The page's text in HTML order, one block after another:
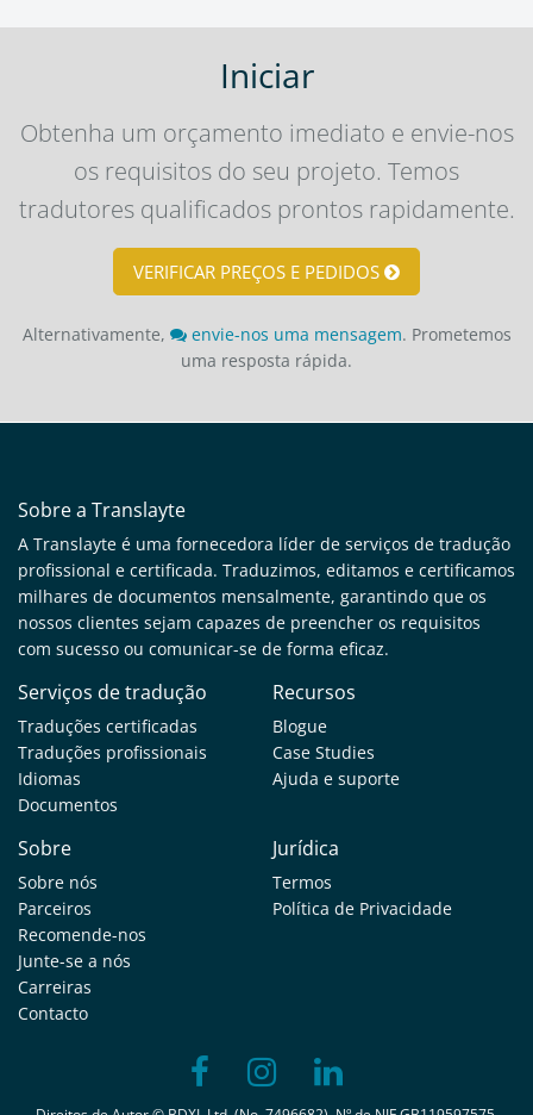
Iniciar
Obtenha um orçamento imediato e envie-nos
os requisitos do seu projeto. Temos
tradutores qualificados prontos rapidamente.
VERIFICAR PREÇOS E PEDIDOS
Alternativamente, envie-nos uma mensagem. Prometemos
uma resposta rápida.
Sobre a Translayte
A Translayte é uma fornecedora líder de serviços de tradução
profissional e certificada. Traduzimos, editamos e certificamos
milhares de documentos mensalmente, garantindo que os
nossos clientes sejam capazes de preencher os requisitos
com sucesso ou comunicar-se de forma eficaz.
Serviços de tradução
Traduções certificadas
Traduções profissionais
Idiomas
Documentos
Recursos
Blogue
Case Studies
Ajuda e suporte
Sobre
Sobre nós
Parceiros
Recomende-nos
Junte-se a nós
Carreiras
Contacto
Jurídica
Termos
Política de Privacidade